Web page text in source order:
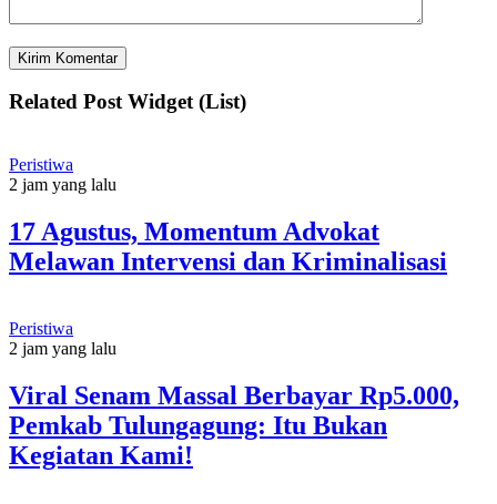
Related Post Widget (List)
Peristiwa
2 jam yang lalu
17 Agustus, Momentum Advokat
Melawan Intervensi dan Kriminalisasi
Peristiwa
2 jam yang lalu
Viral Senam Massal Berbayar Rp5.000,
Pemkab Tulungagung: Itu Bukan
Kegiatan Kami!